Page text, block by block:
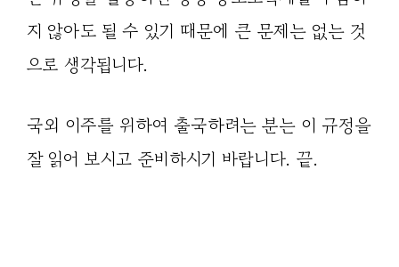
지 않아도 될 수 있기 때문에 큰 문제는 없는 것
으로 생각됩니다.
국외 이주를 위하여 출국하려는 분는 이 규정을
잘 읽어 보시고 준비하시기 바랍니다. 끝.